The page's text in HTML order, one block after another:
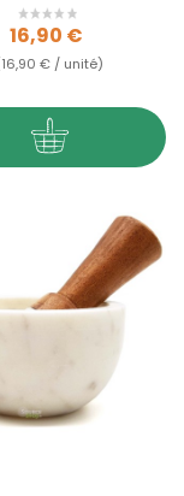
Prix
16,90 €
€ / unité)